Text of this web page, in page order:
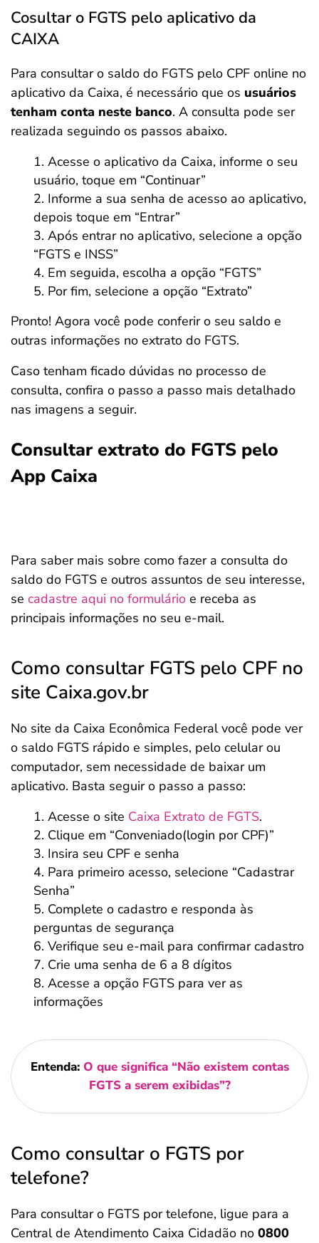
Cosultar o FGTS pelo aplicativo da
CAIXA
Para consultar o saldo do FGTS pelo CPF online no
aplicativo da Caixa, é necessário que os usuários
tenham conta neste banco. A consulta pode ser
realizada seguindo os passos abaixo.
Acesse o aplicativo da Caixa, informe o seu
usuário, toque em “Continuar”
Informe a sua senha de acesso ao aplicativo,
depois toque em “Entrar”
Após entrar no aplicativo, selecione a opção
“FGTS e INSS”
Em seguida, escolha a opção “FGTS”
Por fim, selecione a opção “Extrato”
Pronto! Agora você pode conferir o seu saldo e
outras informações no extrato do FGTS.
Caso tenham ficado dúvidas no processo de
consulta, confira o passo a passo mais detalhado
nas imagens a seguir.
Consultar extrato do FGTS pelo
App Caixa
Para saber mais sobre como fazer a consulta do
saldo do FGTS e outros assuntos de seu interesse,
se cadastre aqui no formulário e receba as
principais informações no seu e-mail.
Como consultar FGTS pelo CPF no
site Caixa.gov.br
No site da Caixa Econômica Federal você pode ver
o saldo FGTS rápido e simples, pelo celular ou
computador, sem necessidade de baixar um
aplicativo. Basta seguir o passo a passo:
Acesse o site Caixa Extrato de FGTS.
Clique em “Conveniado(login por CPF)”
Insira seu CPF e senha
Para primeiro acesso, selecione “Cadastrar
Senha”
Complete o cadastro e responda às
perguntas de segurança
Verifique seu e-mail para confirmar cadastro
Crie uma senha de 6 a 8 dígitos
Acesse a opção FGTS para ver as
informações
Entenda: O que significa “Não existem contas
FGTS a serem exibidas”?
Como consultar o FGTS por
telefone?
Para consultar o FGTS por telefone, ligue para a
Central de Atendimento Caixa Cidadão no 0800